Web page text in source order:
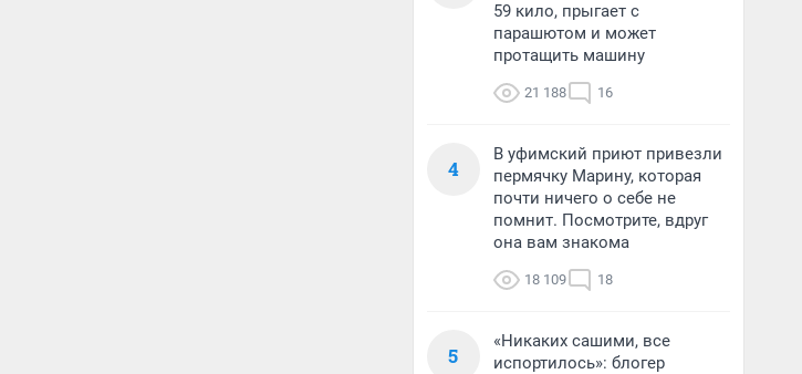
59 кило, прыгает с
парашютом и может
протащить машину
21 188 16
4
В уфимский приют привезли
пермячку Марину, которая
почти ничего о себе не
помнит. Посмотрите, вдруг
она вам знакома
18 109 18
5
«Никаких сашими, все
испортилось»: блогер